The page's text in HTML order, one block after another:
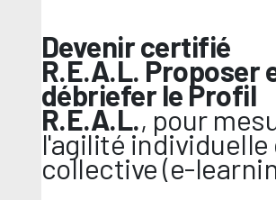
Devenir certifié
R.E.A.L. Proposer
débrieferle Profil
R.E.A.L., pour
l'agilité individuelle
collective (e-